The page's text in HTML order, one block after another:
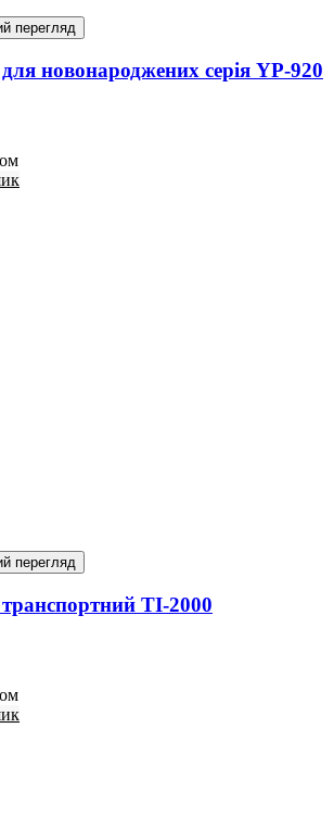
перегляд
новонароджених серія YP-920
перегляд
TI-2000